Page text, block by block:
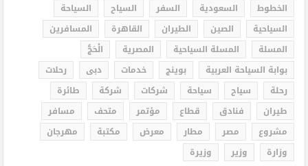
الخطوط
السعودية السفر السياح
السياحة
السياحية
الصين الطيران القاهرة
المسافرين
المسلة
المسلة السياحية المصرية
الْحَجُّ
بوابة السياحة العربية
بوينج خدمات دبى
رحلات
رحلة
سياح سياحة شركات شركة
طائرة
طيران
فنادق قطاع مؤتمر متحف
مسافر
مشروع
مصر مطار معرض مكتبة
مهرجان
وزارة
وزير وزيرة